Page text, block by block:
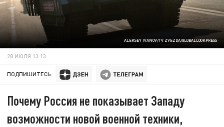
ALEKSEY IVANOV/TV ZVEZDA/GLOBALLOOKPRESS
28 ИЮЛЯ 13:13
ПОДПИШИТЕСЬ:
Почему Россия не показывает Западу
возможности новой военной техники,